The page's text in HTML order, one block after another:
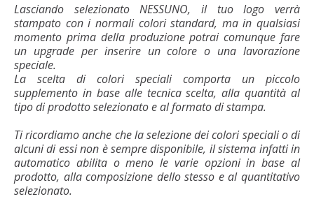
Lasciando selezionato NESSUNO, il tuo logo verrà
stampato con i normali colori standard, ma in qualsiasi
momento prima della produzione potrai comunque fare
un upgrade per inserire un colore o una lavorazione
speciale.
La scelta di colori speciali comporta un piccolo
supplemento in base alle tecnica scelta, alla quantità al
tipo di prodotto selezionato e al formato di stampa.
Ti ricordiamo anche che la selezione dei colori speciali o di
alcuni di essi non è sempre disponibile, il sistema infatti in
automatico abilita o meno le varie opzioni in base al
prodotto, alla composizione dello stesso e al quantitativo
selezionato.